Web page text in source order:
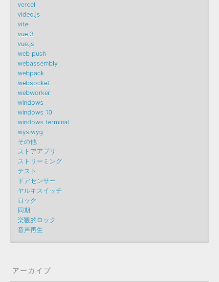
vercel
video.js
vite
vue 3
vue.js
web push
webassembly
webpack
websocket
webworker
windows
windows 10
windows terminal
wysiwyg
その他
ストアアプリ
ストリーミング
テスト
ドアセンサー
ヤルキスイッチ
ロック
同期
楽観的ロック
音声再生
アーカイブ